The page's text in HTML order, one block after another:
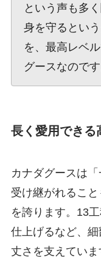
という声も多
身を守るとい
を、最高レベ
グースなのです
長く愛用できる
カナダグースは
受け継がれること
を誇ります。13
仕上げるなど、
丈さを支えてい